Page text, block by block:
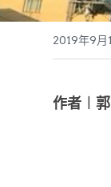
2019年9月
作者︱